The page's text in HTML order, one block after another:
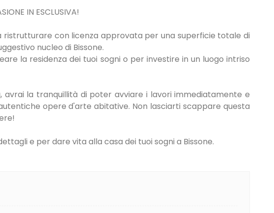
IN ESCLUSIVA!
con licenza approvata per una superficie totale di
nucleo di Bissone.
la residenza dei tuoi sogni o per investire in un luogo intriso
avrai la tranquillità di poter avviare i lavori immediatamente e
opere d'arte abitative. Non lasciarti scappare questa
e per dare vita alla casa dei tuoi sogni a Bissone.